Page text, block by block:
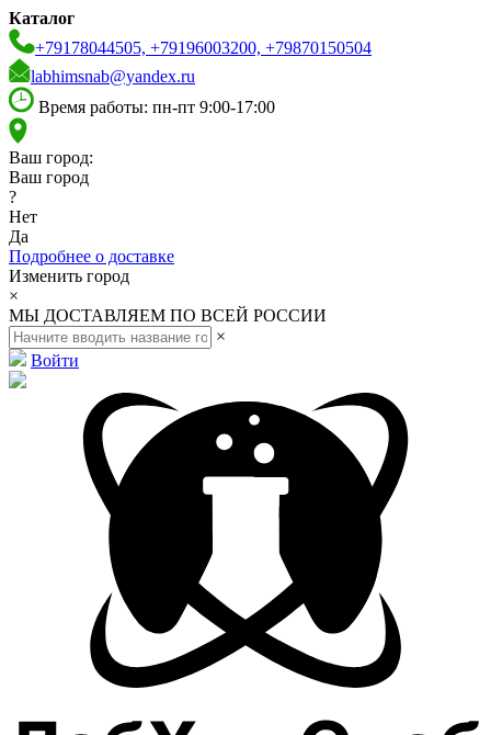
Каталог
+79178044505, +79196003200, +79870150504
labhimsnab@yandex.ru
Время работы: пн-пт 9:00-17:00
Ваш город:
Ваш город
?
Нет
Да
Подробнее о доставке
Изменить город
×
МЫ ДОСТАВЛЯЕМ ПО ВСЕЙ РОССИИ
×
Войти